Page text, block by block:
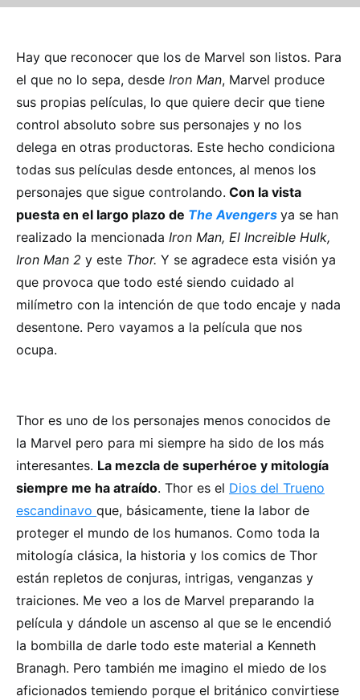
Hay que reconocer que los de Marvel son listos. Para
el que no lo sepa, desde Iron Man, Marvel produce
sus propias películas, lo que quiere decir que tiene
control absoluto sobre sus personajes y no los
delega en otras productoras. Este hecho condiciona
todas sus películas desde entonces, al menos los
personajes que sigue controlando. Con la vista
puesta en el largo plazo de The Avengers ya se han
realizado la mencionada Iron Man, El Increible Hulk,
Iron Man 2 y este Thor. Y se agradece esta visión ya
que provoca que todo esté siendo cuidado al
milímetro con la intención de que todo encaje y nada
desentone. Pero vayamos a la película que nos
ocupa.
Thor es uno de los personajes menos conocidos de
la Marvel pero para mi siempre ha sido de los más
interesantes. La mezcla de superhéroe y mitología
siempre me ha atraído. Thor es el Dios del Trueno
escandinavo que, básicamente, tiene la labor de
proteger el mundo de los humanos. Como toda la
mitología clásica, la historia y los comics de Thor
están repletos de conjuras, intrigas, venganzas y
traiciones. Me veo a los de Marvel preparando la
película y dándole un ascenso al que se le encendió
la bombilla de darle todo este material a Kenneth
Branagh. Pero también me imagino el miedo de los
aficionados temiendo porque el británico convirtiese